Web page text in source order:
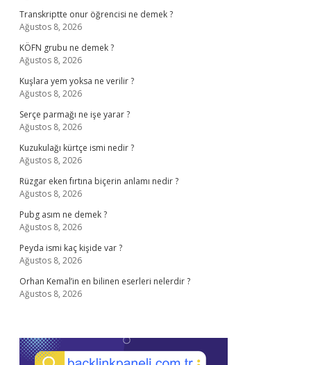
Transkriptte onur öğrencisi ne demek ?
Ağustos 8, 2026
KÖFN grubu ne demek ?
Ağustos 8, 2026
Kuşlara yem yoksa ne verilir ?
Ağustos 8, 2026
Serçe parmağı ne işe yarar ?
Ağustos 8, 2026
Kuzukulağı kürtçe ismi nedir ?
Ağustos 8, 2026
Rüzgar eken fırtına biçerin anlamı nedir ?
Ağustos 8, 2026
Pubg asım ne demek ?
Ağustos 8, 2026
Peyda ismi kaç kişide var ?
Ağustos 8, 2026
Orhan Kemal’in en bilinen eserleri nelerdir ?
Ağustos 8, 2026